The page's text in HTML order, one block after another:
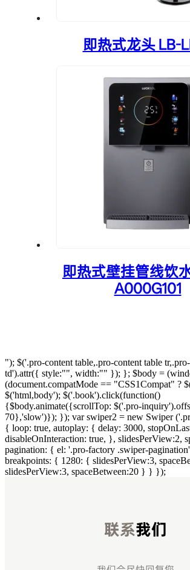
即热式龙头 LB-
即热式壁挂管线饮
A000G101
"); $('.pro-content table,.pro-content table
td').attr({ style:"", width:"" }); }; $body =
(document.compatMode == "CSS1Compat" ?
$('html,body'); $('.book').click(function()
{$body.animate({scrollTop: $('.pro-
70},'slow')}); }); var swiper2 = new Swiper
{ loop: true, autoplay: { delay: 3000,
disableOnInteraction: true, }, slidesPerView:2,
pagination: { el: '.pro-factory .swiper-
breakpoints: { 1280: { slidesPerView:3,
slidesPerView:3, spaceBetween:20 } } });
联系我们